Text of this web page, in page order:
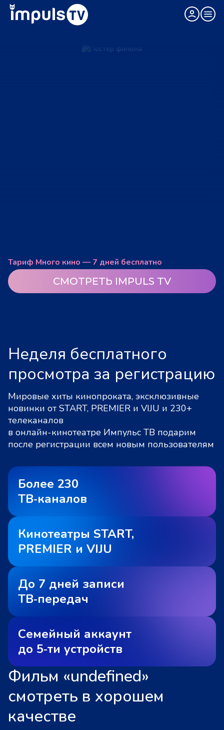
Тариф Много кино — 7 дней бесплатно
СМОТРЕТЬ IMPULS TV
Неделя бесплатного
просмотра за регистрацию
Мировые хиты кинопроката, эксклюзивные
новинки от START, PREMIER и VIJU и 230+
телеканалов
в онлайн-кинотеатре Импульс ТВ подарим
после регистрации всем новым пользователям
Более 230
ТВ‑каналов
Кинотеатры START,
PREMIER и VIJU
До 7 дней записи
ТВ‑передач
Семейный аккаунт
до 5‑ти устройств
Фильм «undefined»
смотреть в хорошем
качестве